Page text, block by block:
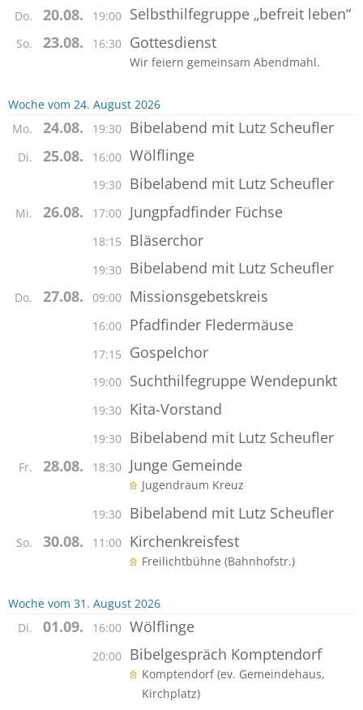
Do. 20.08. 19:00 Selbsthilfegruppe „befreit leben“
So. 23.08. 16:30 Gottesdienst
Wir feiern gemeinsam Abendmahl.
Woche vom 24. August 2026
Mo.
24.08. 19:30 Bibelabend mit Lutz Scheufler
Di. 25.08. 16:00 Wölflinge
19:30 Bibelabend mit Lutz Scheufler
Mi. 26.08. 17:00 Jungpfadfinder Füchse
18:15 Bläserchor
19:30 Bibelabend mit Lutz Scheufler
Do. 27.08. 09:00 Missionsgebetskreis
16:00 Pfadfinder Fledermäuse
17:15 Gospelchor
19:00 Suchthilfegruppe Wendepunkt
19:30 Kita-Vorstand
19:30 Bibelabend mit Lutz Scheufler
Fr. 28.08. 18:30 Junge Gemeinde
Jugendraum Kreuz
19:30 Bibelabend mit Lutz Scheufler
So. 30.08. 11:00 Kirchenkreisfest
Freilichtbühne (Bahnhofstr.)
Woche vom 31. August 2026
Di.
01.09. 16:00 Wölflinge
20:00 Bibelgespräch Komptendorf
Komptendorf (ev. Gemeindehaus,
Kirchplatz)